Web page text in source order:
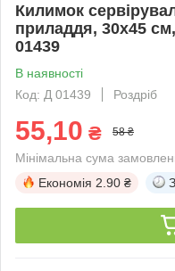
Килимок
приладдя, 30х45
01439
В наявності
Код: Д 01439
Роздріб
55,10 ₴ 58 ₴
Мінімальна сума
Економія 2.90 ₴